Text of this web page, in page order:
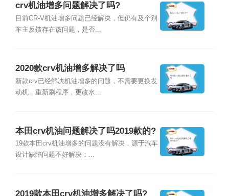
crv机油增多问题解决了吗?
目前CR-V机油增多问题已经解决，但仍有及个别
车主反馈存在该问题，是否...
2020款crv机油增多解决了吗
新款crv已经解决机油增多的问题，不需要更换发
动机，重新刷程序，更改水...
本田crv机油问题解决了吗2019款的?
19款本田crv机油增多的问题没有解决，源于汽车
设计缺陷问题不好解决：...
2019款本田crv机油增多解决了吗?